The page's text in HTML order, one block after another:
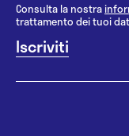
Consulta la nostra
trattamento dei tuoi